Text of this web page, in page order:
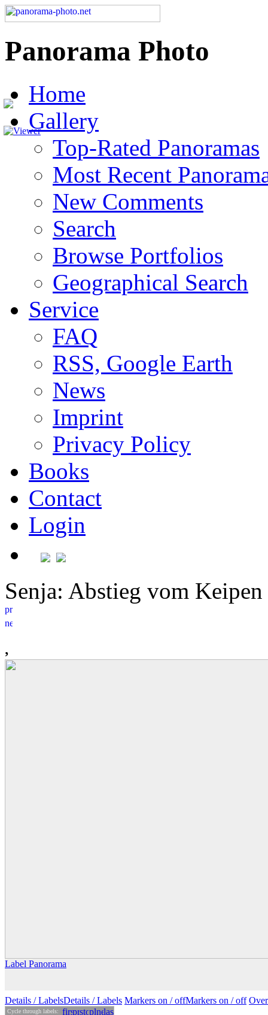
Panorama Photo
Home
Gallery
Top-Rated Panoramas
Most Recent
New Comments
Search
Browse Portfolios
Geographical Search
Service
FAQ
RSS, Google Earth
News
Imprint
Privacy Policy
Books
Contact
Login
Senja: Abstieg vom
Label Panorama
Details / LabelsDetails /Labels Markers on /offMarkers on / off
Cycle through labels: